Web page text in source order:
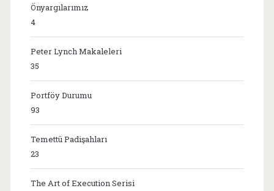
Önyargılarımız
4
Peter Lynch Makaleleri
35
Portföy Durumu
93
Temettü Padişahları
23
The Art of Execution Serisi